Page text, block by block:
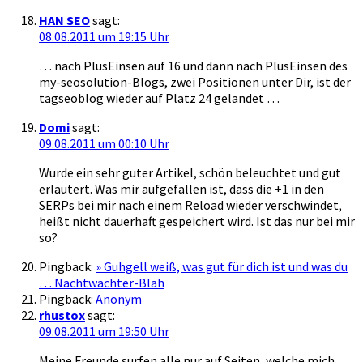
HAN SEOsagt:
08.08.2011 um 19:15 Uhr
… nach PlusEinsen auf 16 und dann nach PlusEinsen des
my-seosolution-Blogs, zwei Positionen unter Dir, ist der
tagseoblog wieder auf Platz 24 gelandet …
Domisagt:
09.08.2011 um 00:10 Uhr
Wurde ein sehr guter Artikel, schön beleuchtet und gut
erläutert. Was mir aufgefallen ist, dass die +1 in den
SERPs bei mir nach einem Reload wieder verschwindet,
heißt nicht dauerhaft gespeichert wird. Ist das nur bei mir
so?
Pingback: » Guhgell weiß, was gut für dich ist und was du
… Nachtwächter-Blah
Pingback: Anonym
rhustoxsagt:
09.08.2011 um 19:50 Uhr